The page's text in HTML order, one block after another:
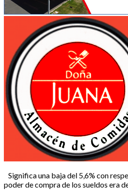
Significa una baja del 5,6% con
poder de compra de los sueldos era